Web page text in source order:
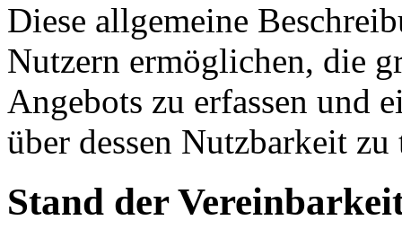
Diese allgemeine
Nutzern ermöglichen, die
Angebots zu erfassen und
über dessen Nutzbarkeit zu
Stand der